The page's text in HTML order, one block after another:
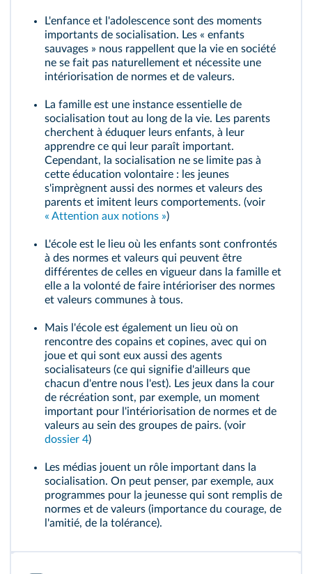
L'enfance et l'adolescence sont des moments
importants de socialisation. Les « enfants
sauvages » nous rappellent que la vie en société
ne se fait pas naturellement et nécessite une
intériorisation de normes et de valeurs.
La famille est une instance essentielle de
socialisation tout au long de la vie. Les parents
cherchent à éduquer leurs enfants, à leur
apprendre ce qui leur paraît important.
Cependant, la socialisation ne se limite pas à
cette éducation volontaire : les jeunes
s'imprègnent aussi des normes et valeurs des
parents et imitent leurs comportements. (voir
« Attention aux notions »)
L'école est le lieu où les enfants sont confrontés
à des normes et valeurs qui peuvent être
différentes de celles en vigueur dans la famille et
elle a la volonté de faire intérioriser des normes
et valeurs communes à tous.
Mais l'école est également un lieu où on
rencontre des copains et copines, avec qui on
joue et qui sont eux aussi des agents
socialisateurs (ce qui signifie d'ailleurs que
chacun d'entre nous l'est). Les jeux dans la cour
de récréation sont, par exemple, un moment
important pour l'intériorisation de normes et de
valeurs au sein des groupes de pairs. (voir
dossier 4)
Les médias jouent un rôle important dans la
socialisation. On peut penser, par exemple, aux
programmes pour la jeunesse qui sont remplis de
normes et de valeurs (importance du courage, de
l'amitié, de la tolérance).